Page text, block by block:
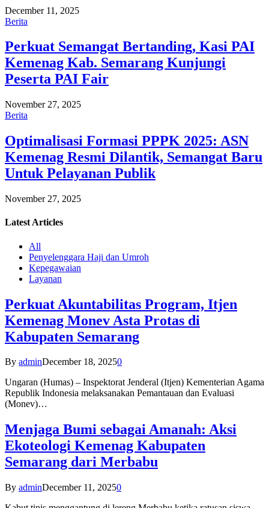
December 11, 2025
Berita
Perkuat Semangat Bertanding, Kasi PAI
Kemenag Kab. Semarang Kunjungi
Peserta PAI Fair
November 27, 2025
Berita
Optimalisasi Formasi PPPK 2025: ASN
Kemenag Resmi Dilantik, Semangat Baru
Untuk Pelayanan Publik
November 27, 2025
Latest Articles
All
Penyelenggara Haji dan Umroh
Kepegawaian
Layanan
Perkuat Akuntabilitas Program, Itjen
Kemenag Monev Asta Protas di
Kabupaten Semarang
By adminDecember 18, 20250
Ungaran (Humas) – Inspektorat Jenderal (Itjen) Kementerian Agama
Republik Indonesia melaksanakan Pemantauan dan Evaluasi
(Monev)…
Menjaga Bumi sebagai Amanah: Aksi
Ekoteologi Kemenag Kabupaten
Semarang dari Merbabu
By adminDecember 11, 20250